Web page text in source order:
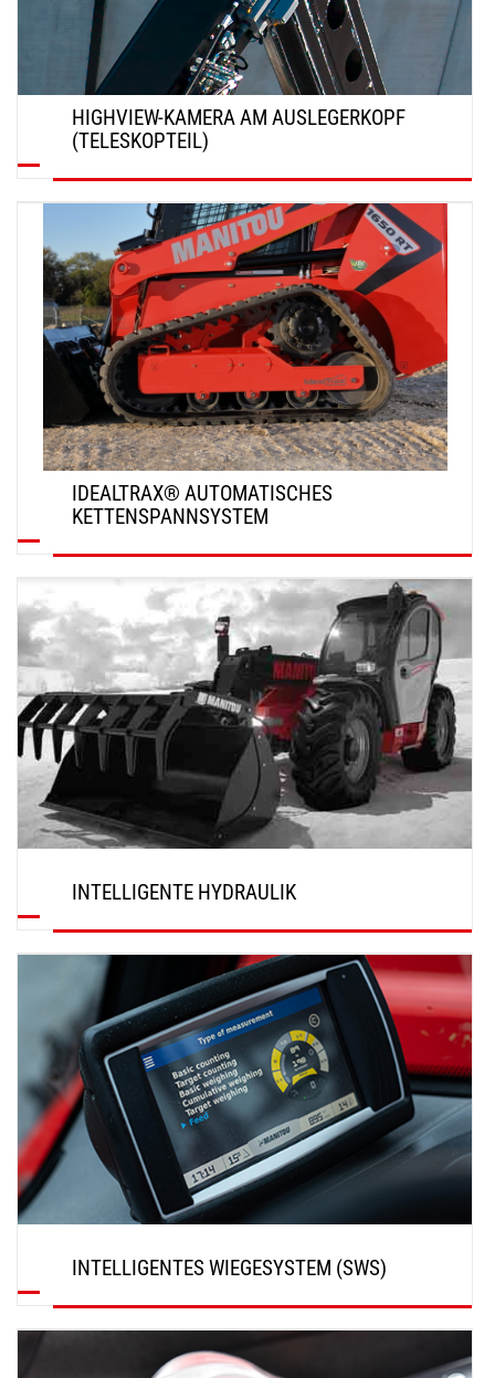
HIGHVIEW-KAMERA AM AUSLEGERKOPF
(TELESKOPTEIL)
ENTDECKEN
IDEALTRAX® AUTOMATISCHES
KETTENSPANNSYSTEM
ENTDECKEN
INTELLIGENTE HYDRAULIK
ENTDECKEN
INTELLIGENTES WIEGESYSTEM (SWS)
ENTDECKEN